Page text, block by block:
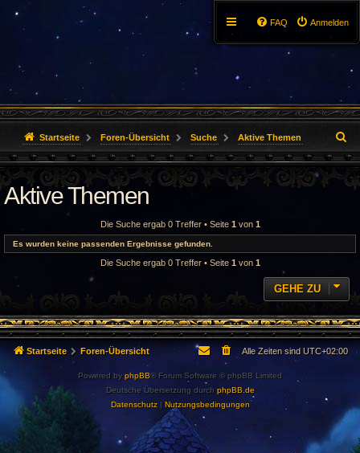
Anmelden
FAQ
Startseite Foren-Übersicht Suche Aktive Themen
u
c
Aktive Themen
Die Suche ergab 0 Treffer • Seite 1 von 1
Es wurden keine passenden Ergebnisse gefunden.
Die Suche ergab 0 Treffer • Seite 1 von 1
GEHE ZU
Startseite Foren-Übersicht Alle Zeiten sind UTC+02:00
Powered byphpBB® Forum Software © phpBB Limited
Deutsche Übersetzung durch phpBB.de
Datenschutz| Nutzungsbedingungen